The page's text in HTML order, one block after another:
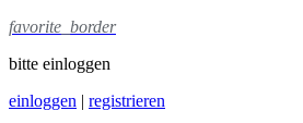
favorite_border
bitte einloggen
einloggen | registrieren